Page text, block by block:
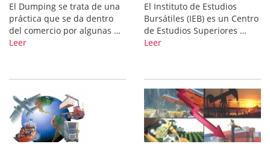
El Dumping se trata de una
práctica que se da dentro
del comercio por algunas …
Leer
El Instituto de Estudios
Bursátiles (IEB) es un Centro
de Estudios Superiores …
Leer